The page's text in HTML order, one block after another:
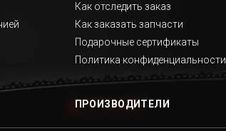
Как отследить заказ
Как заказать запчасти
Подарочные сертификаты
Политика конфиденциальности
ПРОИЗВОДИТЕЛИ